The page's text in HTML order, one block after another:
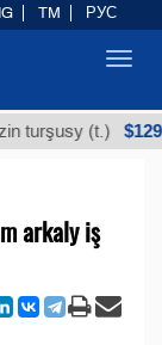
(t.) $12935,18
arkaly iş
TM РУС